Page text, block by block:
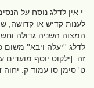
י אין לדלג נוסח על
לענות קדיש או קדושה,
המצוה השניה גדולה
לדלג ''יעלה ויבא'' משום
זה. [ילקוט יוסף
ט' סימן סו עמוד ק.